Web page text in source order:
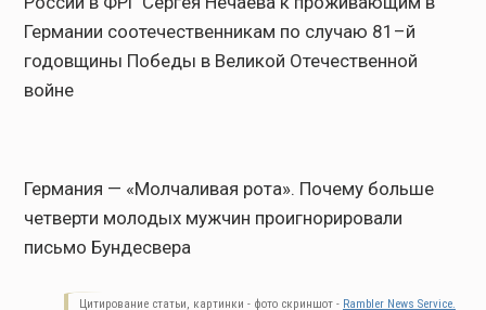
Германии соотечественникам по случаю 81–й
годовщины Победы в Великой Отечественной
войне
Германия — «Молчаливая рота». Почему больше
четверти молодых мужчин проигнорировали
письмо Бундесвера
Цитирование статьи, картинки - фото скриншот - Rambler News Service.